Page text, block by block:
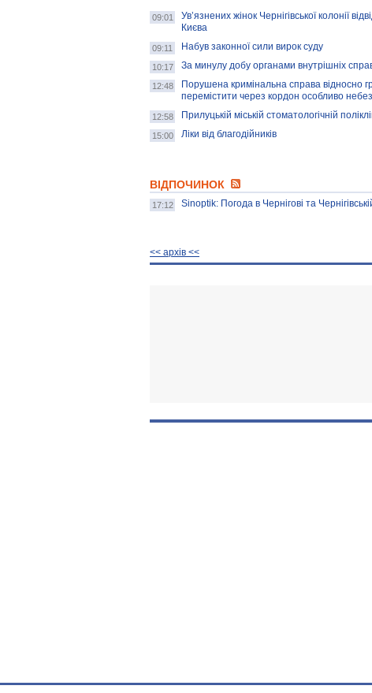
09:01
Ув’язнених жінок Чернігівської колонії
Києва
09:11 Набув законної сили вирок суду
10:17 За минулу добу органами внутрішніх справ
12:48
Порушена кримінальна справа відносно
перемістити через кордон особливо
12:58 Прилуцькій міській стоматологічній
15:00 Ліки від благодійників
ВІДПОЧИНОК
17:12 Sinoptik: Погода в Чернігові та
<< архiв <<